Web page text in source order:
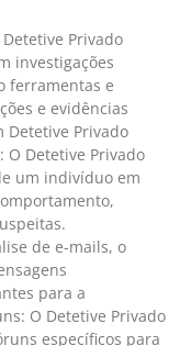
Privado
investigações
ferramentas e
e evidências
Detetive Privado
O Detetive Privado
um indivíduo em
de e-mails, o
para a
O Detetive Privado
específicos para